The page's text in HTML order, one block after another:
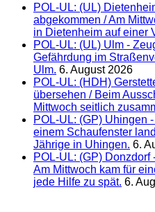
POL-UL: (UL)
abgekommen / Am
in Dietenheim auf einer
POL-UL: (UL) Ulm -
Gefährdung im
Ulm. 6. August 2026
POL-UL: (HDH)
übersehen / Beim
Mittwoch seitlich
POL-UL: (GP) Uhingen
einem Schaufenster
Jährige in Uhingen. 6.
POL-UL: (GP) Donzdorf
Am Mittwoch kam für
jede Hilfe zu spät. 6.